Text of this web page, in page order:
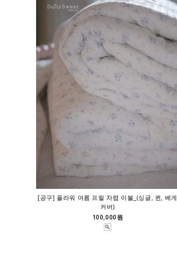
[공구] 플라워 여름 프릴 차렵 이불_(싱글, 퀸, 베게
커버)
100,000원